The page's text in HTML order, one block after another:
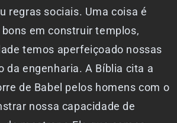
regras sociais. Uma coisa é
em construir templos,
temos aperfeiçoado nossas
da engenharia. A Bíblia cita a
de Babel pelos homens com o
nossa capacidade de